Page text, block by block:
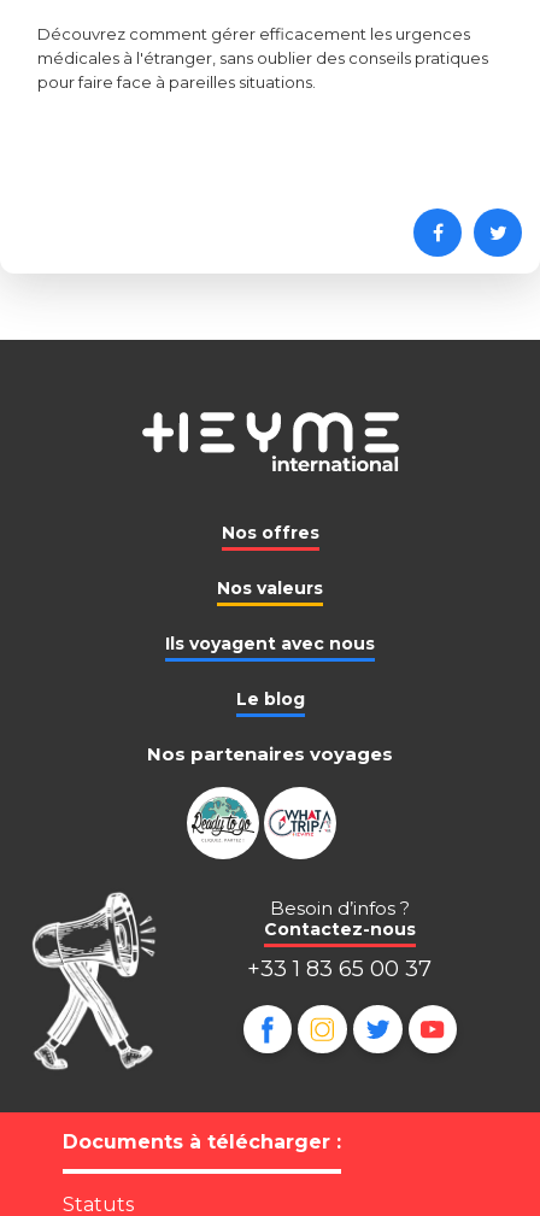
Découvrez comment gérer efficacement les urgences
médicales à l'étranger, sans oublier des conseils pratiques
pour faire face à pareilles situations.
Nos offres
Nos valeurs
Ils voyagent avec nous
Le blog
Nos partenaires voyages
Besoin d’infos ?
Contactez-nous
+33 1 83 65 00 37
Documents à télécharger :
Statuts